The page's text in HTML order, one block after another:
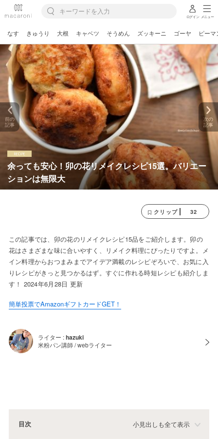
ログイン メニュー
なす きゅうり 大根 キャベツ そうめん ズッキーニ ゴーヤ ピーマ
余っても安心！卯の花リメイクレシピ15選。バリエー
ションは無限大
前の
記事
次の
記事
クリップ 32
この記事では、卯の花のリメイクレシピ15品をご紹介します。卯の
花はさまざまな味に合いやすく、リメイク料理にぴったりですよ。メ
イン料理からおつまみまでアイデア満載のレシピぞろいで、お気に入
りレシピがきっと見つかるはず。すぐに作れる時短レシピも紹介しま
す！ 2024年6月28日 更新
簡単投票でAmazonギフトカードGET！
ライター :hazuki
米粉パン講師 / webライター
目次 小見出しも全て表示